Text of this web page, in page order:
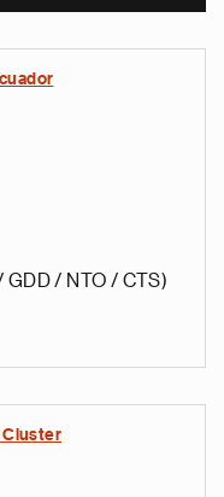
GDD / NTO / CTS)
Cluster